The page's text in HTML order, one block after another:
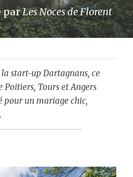
châtelain
par Les Noces de Florent
start-up Dartagnans, ce
Poitiers, Tours et Angers
pour un mariage chic,
.